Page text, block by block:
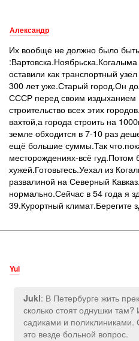
Александр
Их вообще не должно было
оставили как транспортный
300 лет уже.Старый город.Он
СССР перед своим издыханием
строительство всех этих
вахтой,а города строить на
земле обходится в 7-10 раз
ещё большие суммы.Так
месторождениях-всё гуд.Потом
хужей.Готовьтесь.Уехал из
развалиной на Северный
нормально.Сейчас в 54 года я
39.Курортный климат.Берегите
Yul
Jukl: В Петербурге жить
сколько стоят однушки
садиками и поликлиниками.
это везде больной вопрос.